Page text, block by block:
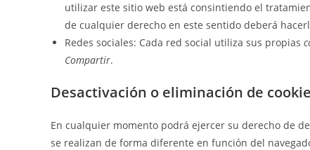
utilizar este sitio web está consintiendo el
de cualquier derecho en este sentido deberá
Redes sociales: Cada red social utiliza sus propias
Compartir.
Desactivación o eliminación de
En cualquier momento podrá ejercer su derecho de
se realizan de forma diferente en función del